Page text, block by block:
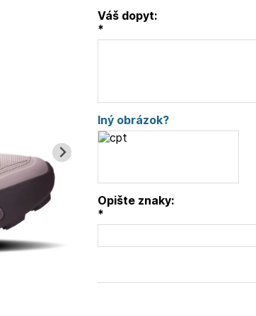
Váš dopyt:
*
Iný obrázok?
Opište znaky:
*